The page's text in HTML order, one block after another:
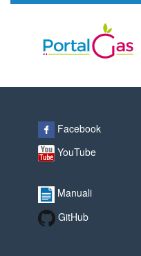
Facebook
YouTube
Manuali
GitHub